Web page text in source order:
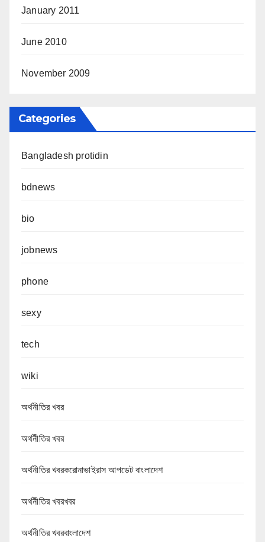
January 2011
June 2010
November 2009
Categories
Bangladesh protidin
bdnews
bio
jobnews
phone
sexy
tech
wiki
অর্থনীতির খবর
অর্থনীতির খবর
অর্থনীতির খবরকরোনাভাইরাস আপডেট বাংলাদেশ
অর্থনীতির খবরখবর
অর্থনীতির খবরবাংলাদেশ